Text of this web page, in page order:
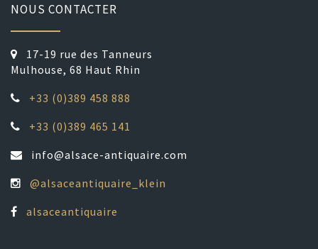
NOUS CONTACTER
17-19 rue des Tanneurs
Mulhouse, 68 Haut Rhin
+33 (0)389 458 888
+33 (0)389 465 141
info@alsace-antiquaire.com
@alsaceantiquaire_klein
alsaceantiquaire